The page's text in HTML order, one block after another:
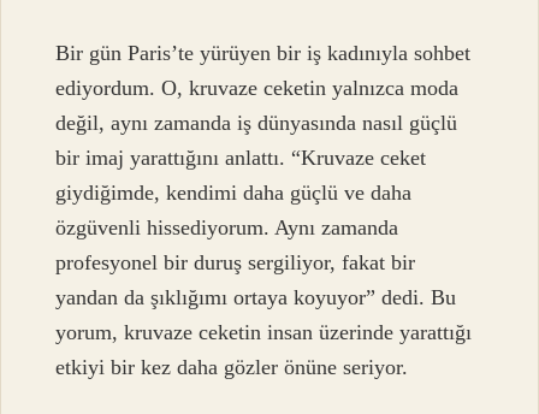
Bir gün Paris’te yürüyen bir iş kadınıyla sohbet
ediyordum. O, kruvaze ceketin yalnızca moda
değil, aynı zamanda iş dünyasında nasıl güçlü
bir imaj yarattığını anlattı. “Kruvaze ceket
giydiğimde, kendimi daha güçlü ve daha
özgüvenli hissediyorum. Aynı zamanda
profesyonel bir duruş sergiliyor, fakat bir
yandan da şıklığımı ortaya koyuyor” dedi. Bu
yorum, kruvaze ceketin insan üzerinde yarattığı
etkiyi bir kez daha gözler önüne seriyor.